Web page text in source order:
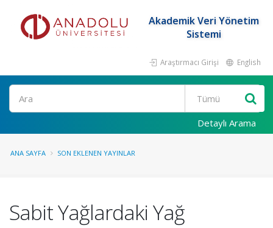
Akademik Veri Yönetim
Sistemi
Araştırmacı Girişi English
Ara
Detaylı Arama
ANA SAYFA SON EKLENEN YAYINLAR
Sabit Yağlardaki Yağ